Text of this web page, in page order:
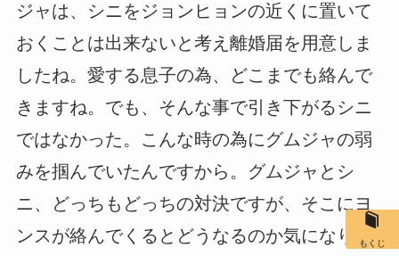
ジャは、シニをジョンヒョンの近くに置いて
おくことは出来ないと考え離婚届を用意しま
したね。愛する息子の為、どこまでも絡んで
きますね。でも、そんな事で引き下がるシニ
ではなかった。こんな時の為にグムジャの弱
みを掴んでいたんですから。グムジャとシ
ニ、どっちもどっちの対決ですが、そこにヨ
ンスが絡んでくるとどうなるのか気になりまもくじ